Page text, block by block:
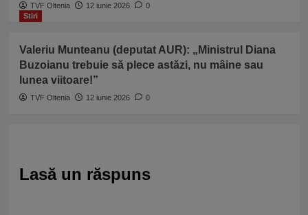
TVF Oltenia 12 iunie 2026
0
Stiri
Valeriu Munteanu (deputat AUR): „Ministrul Diana
Buzoianu trebuie să plece astăzi, nu mâine sau
lunea viitoare!”
TVF Oltenia 12 iunie 2026 0
Lasă un răspuns